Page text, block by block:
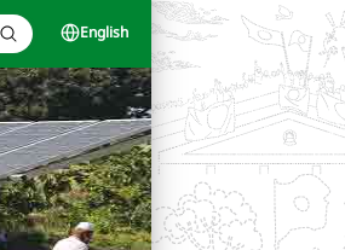
English